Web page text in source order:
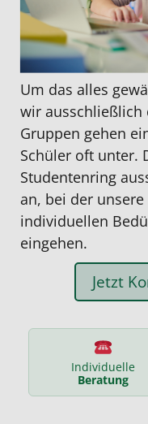
Um das alles
wir ausschließlich
Gruppen gehen
Schüler oft unter.
Studentenring
an, bei der
individuellen
eingehen.
Jetzt
Individuelle
Beratung